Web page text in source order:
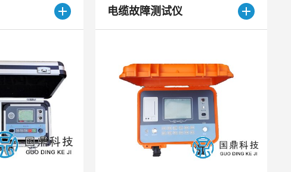
电缆故障测试仪